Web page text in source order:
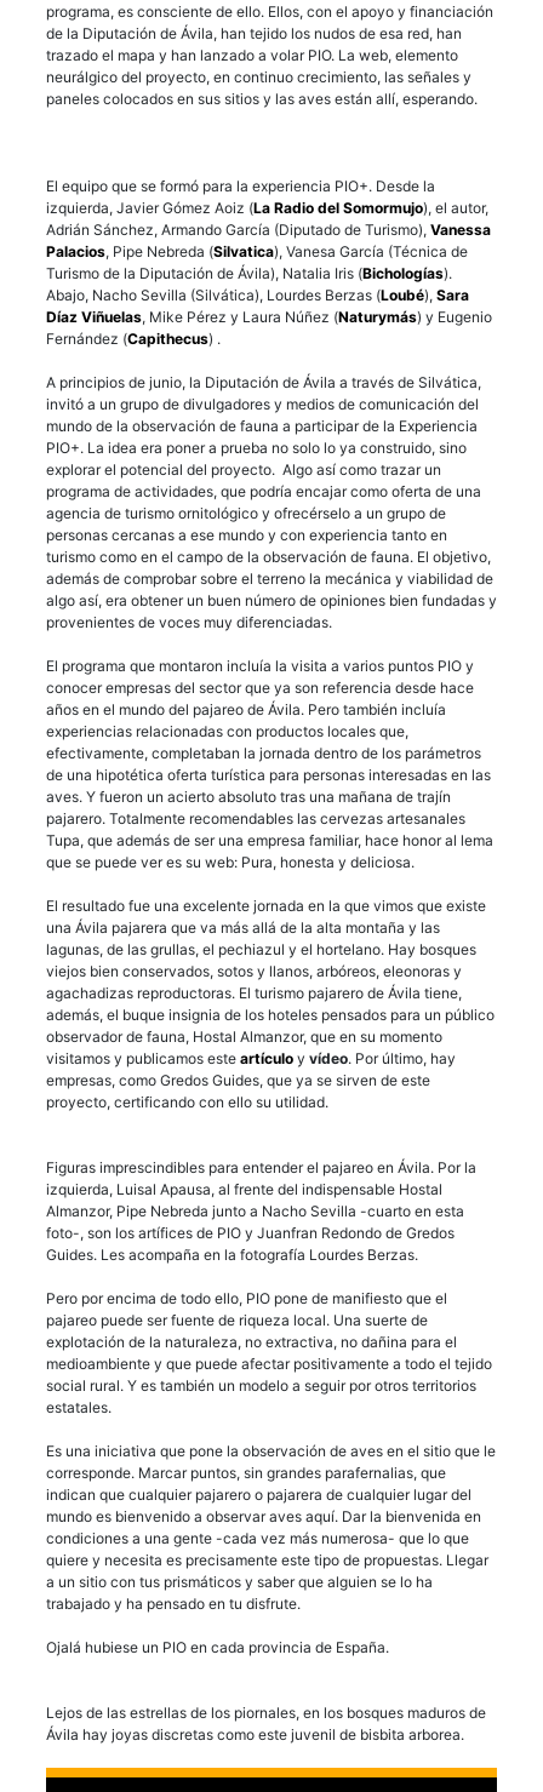
programa, es consciente de ello. Ellos, con el apoyo y financiación
de la Diputación de Ávila, han tejido los nudos de esa red, han
trazado el mapa y han lanzado a volar PIO. La web, elemento
neurálgico del proyecto, en continuo crecimiento, las señales y
paneles colocados en sus sitios y las aves están allí, esperando.
El equipo que se formó para la experiencia PIO+. Desde la
izquierda, Javier Gómez Aoiz (La Radio del Somormujo), el autor,
Adrián Sánchez, Armando García (Diputado de Turismo), Vanessa
Palacios, Pipe Nebreda (Silvatica), Vanesa García (Técnica de
Turismo de la Diputación de Ávila), Natalia Iris (Bichologías).
Abajo, Nacho Sevilla (Silvática), Lourdes Berzas (Loubé), Sara
Díaz Viñuelas, Mike Pérez y Laura Núñez (Naturymás) y Eugenio
Fernández (Capithecus) .
A principios de junio, la Diputación de Ávila a través de Silvática,
invitó a un grupo de divulgadores y medios de comunicación del
mundo de la observación de fauna a participar de la Experiencia
PIO+. La idea era poner a prueba no solo lo ya construido, sino
explorar el potencial del proyecto. Algo así como trazar un
programa de actividades, que podría encajar como oferta de una
agencia de turismo ornitológico y ofrecérselo a un grupo de
personas cercanas a ese mundo y con experiencia tanto en
turismo como en el campo de la observación de fauna. El objetivo,
además de comprobar sobre el terreno la mecánica y viabilidad de
algo así, era obtener un buen número de opiniones bien fundadas y
provenientes de voces muy diferenciadas.
El programa que montaron incluía la visita a varios puntos PIO y
conocer empresas del sector que ya son referencia desde hace
años en el mundo del pajareo de Ávila. Pero también incluía
experiencias relacionadas con productos locales que,
efectivamente, completaban la jornada dentro de los parámetros
de una hipotética oferta turística para personas interesadas en las
aves. Y fueron un acierto absoluto tras una mañana de trajín
pajarero. Totalmente recomendables las cervezas artesanales
Tupa, que además de ser una empresa familiar, hace honor al lema
que se puede ver es su web: Pura, honesta y deliciosa.
El resultado fue una excelente jornada en la que vimos que existe
una Ávila pajarera que va más allá de la alta montaña y las
lagunas, de las grullas, el pechiazul y el hortelano. Hay bosques
viejos bien conservados, sotos y llanos, arbóreos, eleonoras y
agachadizas reproductoras. El turismo pajarero de Ávila tiene,
además, el buque insignia de los hoteles pensados para un público
observador de fauna, Hostal Almanzor, que en su momento
visitamos y publicamos este artículo y vídeo. Por último, hay
empresas, como Gredos Guides, que ya se sirven de este
proyecto, certificando con ello su utilidad.
Figuras imprescindibles para entender el pajareo en Ávila. Por la
izquierda, Luisal Apausa, al frente del indispensable Hostal
Almanzor, Pipe Nebreda junto a Nacho Sevilla -cuarto en esta
foto-, son los artífices de PIO y Juanfran Redondo de Gredos
Guides. Les acompaña en la fotografía Lourdes Berzas.
Pero por encima de todo ello, PIO pone de manifiesto que el
pajareo puede ser fuente de riqueza local. Una suerte de
explotación de la naturaleza, no extractiva, no dañina para el
medioambiente y que puede afectar positivamente a todo el tejido
social rural. Y es también un modelo a seguir por otros territorios
estatales.
Es una iniciativa que pone la observación de aves en el sitio que le
corresponde. Marcar puntos, sin grandes parafernalias, que
indican que cualquier pajarero o pajarera de cualquier lugar del
mundo es bienvenido a observar aves aquí. Dar la bienvenida en
condiciones a una gente -cada vez más numerosa- que lo que
quiere y necesita es precisamente este tipo de propuestas. Llegar
a un sitio con tus prismáticos y saber que alguien se lo ha
trabajado y ha pensado en tu disfrute.
Ojalá hubiese un PIO en cada provincia de España.
Lejos de las estrellas de los piornales, en los bosques maduros de
Ávila hay joyas discretas como este juvenil de bisbita arborea.